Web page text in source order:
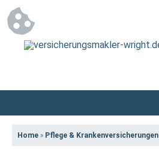
Home » Pflege & Krankenversicherungen